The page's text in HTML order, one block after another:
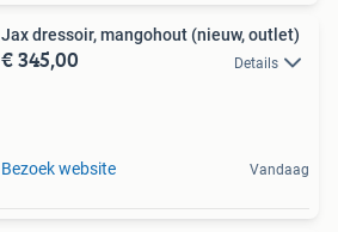
Jax dressoir, mangohout (nieuw, outlet)
€ 345,00 Details
Bezoek website Vandaag